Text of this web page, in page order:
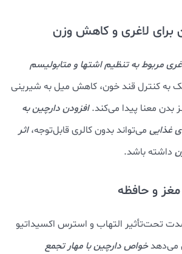
مربوط به تنظیم اشتها و متابولیسم
به کنترل قند خون، کاهش میل به شیرینی
بدن معنا پیدا می‌کند.افزودن دارچین به
غذایی می‌تواند بدون کالری قابل‌توجه،اثر
داشته باشد.
تحت‌تأثیر التهاب و استرس اکسیداتیو
می‌دهدخواص دارچین با مهار تجمع